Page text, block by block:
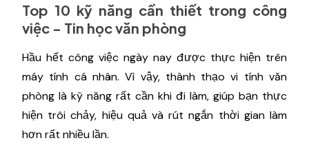
Top 10 kỹ năng cần thiết trong công
việc - Tin học văn phòng
Hầu hết công việc ngày nay được thực hiện trên
máy tính cá nhân. Vì vậy, thành thạo vi tính văn
phòng là kỹ năng rất cần khi đi làm, giúp bạn thực
hiện trôi chảy, hiệu quả và rút ngắn thời gian làm
hơn rất nhiều lần.